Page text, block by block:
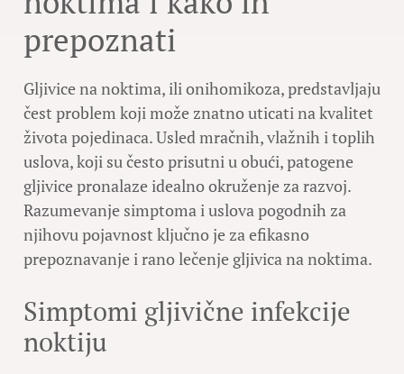
prepoznati
Gljivice na noktima, ili onihomikoza, predstavljaju
čest problem koji može znatno uticati na kvalitet
života pojedinaca. Usled mračnih, vlažnih i toplih
uslova, koji su često prisutni u obući, patogene
gljivice pronalaze idealno okruženje za razvoj.
Razumevanje simptoma i uslova pogodnih za
njihovu pojavnost ključno je za efikasno
prepoznavanje i rano lečenje gljivica na noktima.
Simptomi gljivične infekcije
noktiju